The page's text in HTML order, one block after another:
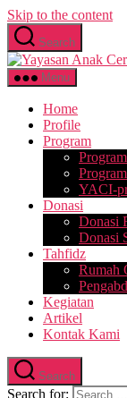
Skip to the content
Search
Menu
Home
Profile
Program
YACI-
Donasi
Donasi
Donasi
Tahfidz
Rumah
Kegiatan
Artikel
Kontak Kami
Search
Search for: